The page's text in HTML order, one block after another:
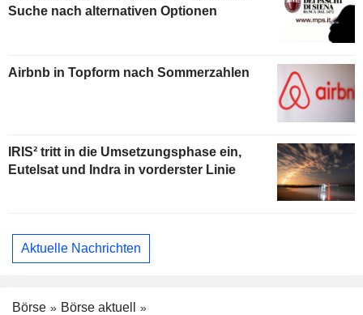
Suche nach alternativen Optionen
Airbnb in Topform nach Sommerzahlen
IRIS² tritt in die Umsetzungsphase ein,
Eutelsat und Indra in vorderster Linie
Aktuelle Nachrichten
Börse
Börse aktuell